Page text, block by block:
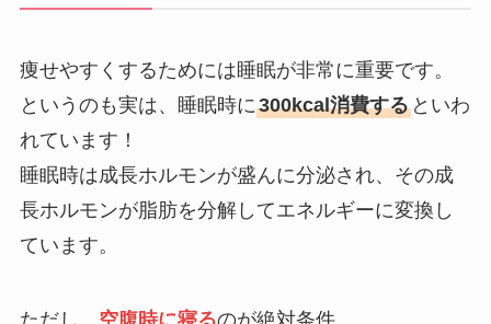
痩せやすくするためには睡眠が非常に重要です。
というのも実は、睡眠時に300kcal消費するといわ
れています！
睡眠時は成長ホルモンが盛んに分泌され、その成
長ホルモンが脂肪を分解してエネルギーに変換し
ています。
ただし、 空腹時に寝るのが絶対条件。